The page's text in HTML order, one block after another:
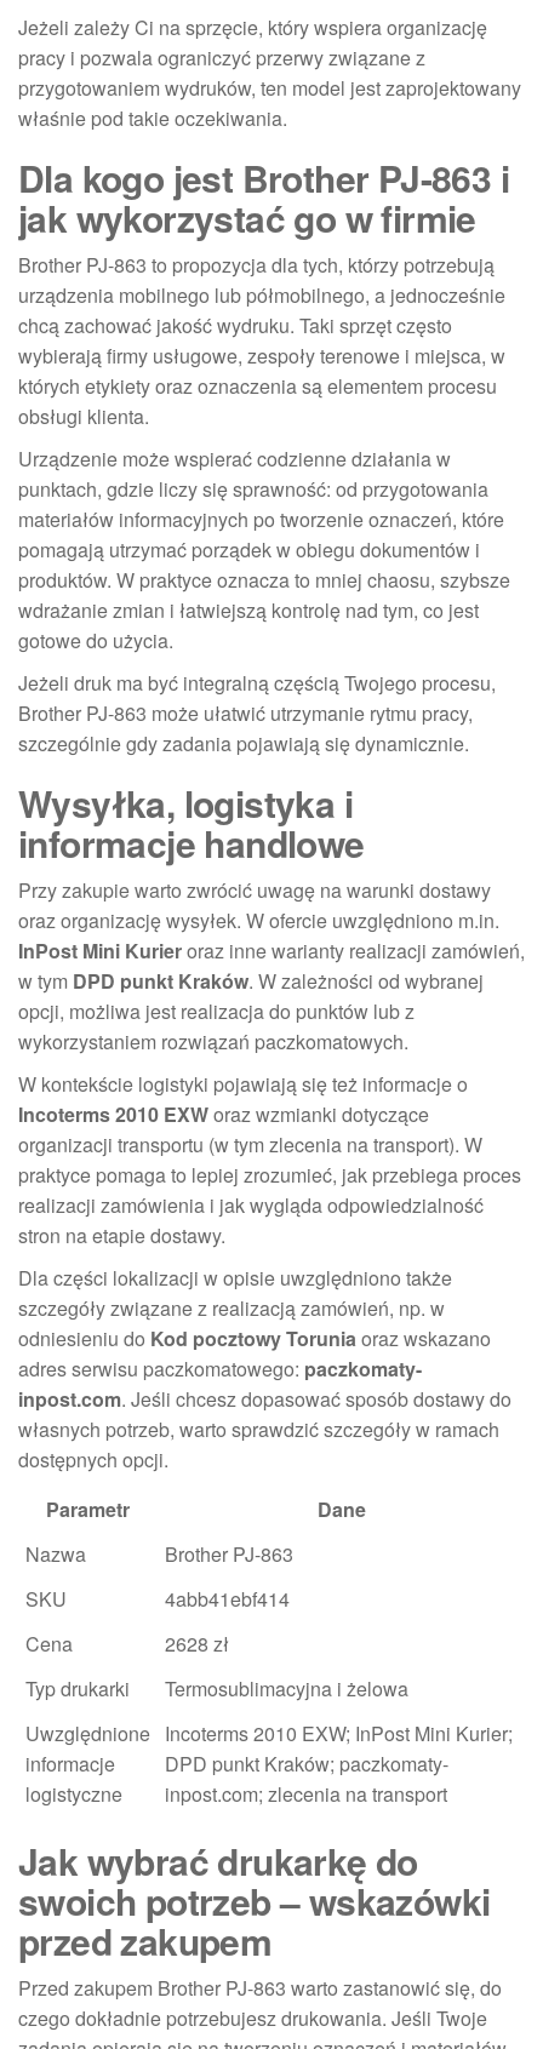
Jeżeli zależy Ci na sprzęcie, który wspiera organizację
pracy i pozwala ograniczyć przerwy związane z
przygotowaniem wydruków, ten model jest zaprojektowany
właśnie pod takie oczekiwania.
Dla kogo jest Brother PJ-863 i
jak wykorzystać go w firmie
Brother PJ-863 to propozycja dla tych, którzy potrzebują
urządzenia mobilnego lub półmobilnego, a jednocześnie
chcą zachować jakość wydruku. Taki sprzęt często
wybierają firmy usługowe, zespoły terenowe i miejsca, w
których etykiety oraz oznaczenia są elementem procesu
obsługi klienta.
Urządzenie może wspierać codzienne działania w
punktach, gdzie liczy się sprawność: od przygotowania
materiałów informacyjnych po tworzenie oznaczeń, które
pomagają utrzymać porządek w obiegu dokumentów i
produktów. W praktyce oznacza to mniej chaosu, szybsze
wdrażanie zmian i łatwiejszą kontrolę nad tym, co jest
gotowe do użycia.
Jeżeli druk ma być integralną częścią Twojego procesu,
Brother PJ-863 może ułatwić utrzymanie rytmu pracy,
szczególnie gdy zadania pojawiają się dynamicznie.
Wysyłka, logistyka i
informacje handlowe
Przy zakupie warto zwrócić uwagę na warunki dostawy
oraz organizację wysyłek. W ofercie uwzględniono m.in.
InPost Mini Kurieroraz inne warianty realizacji zamówień,
w tym DPD punkt Kraków. W zależności od wybranej
opcji, możliwa jest realizacja do punktów lub z
wykorzystaniem rozwiązań paczkomatowych.
W kontekście logistyki pojawiają się też informacje o
Incoterms 2010 EXWoraz wzmianki dotyczące
organizacji transportu (w tym zlecenia na transport). W
praktyce pomaga to lepiej zrozumieć, jak przebiega proces
realizacji zamówienia i jak wygląda odpowiedzialność
stron na etapie dostawy.
Dla części lokalizacji w opisie uwzględniono także
szczegóły związane z realizacją zamówień, np. w
odniesieniu do Kod pocztowy Toruniaoraz wskazano
adres serwisu paczkomatowego: paczkomaty-
inpost.com. Jeśli chcesz dopasować sposób dostawy do
własnych potrzeb, warto sprawdzić szczegóły w ramach
dostępnych opcji.
Parametr
Dane
Nazwa
Brother PJ-863
SKU
4abb41ebf414
Cena
2628 zł
Typ drukarki
Termosublimacyjna i żelowa
Uwzględnione
informacje
logistyczne
Incoterms 2010 EXW; InPost Mini Kurier;
DPD punkt Kraków; paczkomaty-
inpost.com; zlecenia na transport
Jak wybrać drukarkę do
swoich potrzeb – wskazówki
przed zakupem
Przed zakupem Brother PJ-863 warto zastanowić się, do
czego dokładnie potrzebujesz drukowania. Jeśli Twoje